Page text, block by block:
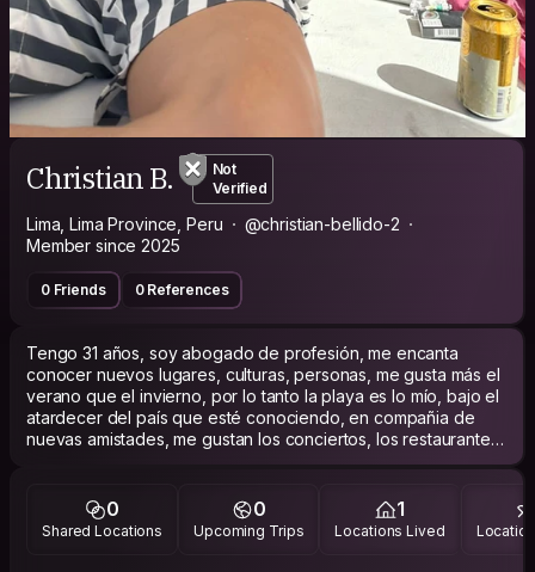
Christian B.
Not
Verified
Lima, Lima Province, Peru
@christian-bellido-2
Member since 2025
0 Friends 0 References
Tengo 31 años, soy abogado de profesión, me encanta
conocer nuevos lugares, culturas, personas, me gusta más el
verano que el invierno, por lo tanto la playa es lo mío, bajo el
atardecer del país que esté conociendo, en compañia de
nuevas amistades, me gustan los conciertos, los restaurantes
y probar comidas de la zona donde me encuentre, me gusta
que conozco.
0
Shared Locations
0
Upcoming Trips
1
Locations Lived